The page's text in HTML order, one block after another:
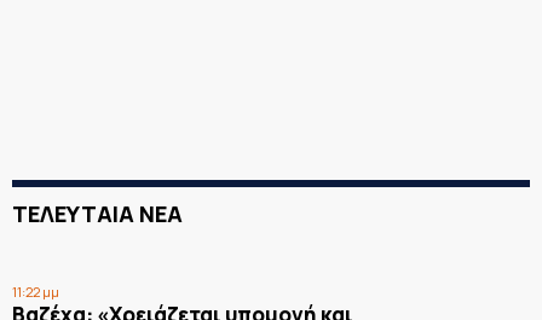
ΤΕΛΕΥΤΑΙΑ ΝΕΑ
11:22 μμ